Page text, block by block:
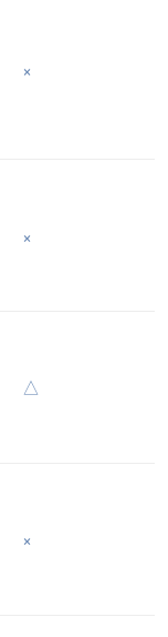
×
×
△
×